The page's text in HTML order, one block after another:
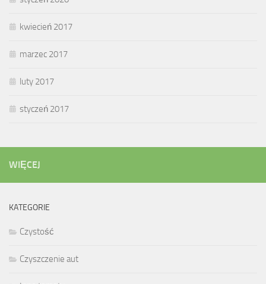
kwiecień 2017
marzec 2017
luty 2017
styczeń 2017
WIĘCEJ
KATEGORIE
Czystość
Czyszczenie aut